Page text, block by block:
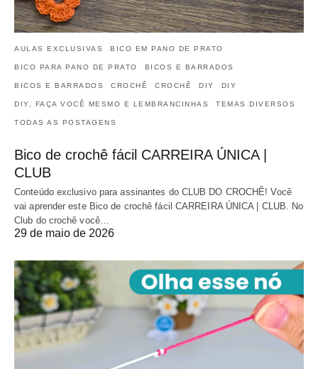
AULAS EXCLUSIVAS BICO EM PANO DE PRATO
BICO PARA PANO DE PRATO BICOS E BARRADOS
BICOS E BARRADOS CROCHÊ CROCHÊ DIY DIY
DIY, FAÇA VOCÊ MESMO E LEMBRANCINHAS TEMAS DIVERSOS
TODAS AS POSTAGENS
Bico de crochê fácil CARREIRA ÚNICA |
CLUB
Conteúdo exclusivo para assinantes do CLUB DO CROCHÊ! Você
vai aprender este Bico de crochê fácil CARREIRA ÚNICA | CLUB. No
Club do crochê você…
29 de maio de 2026